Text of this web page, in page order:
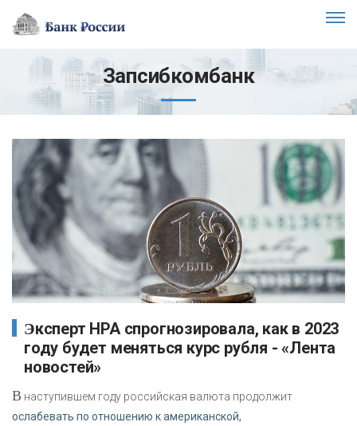
Запсибкомбанк
Эксперт НРА спрогнозировала, как в 2023
году будет меняться курс рубля - «Лента
новостей»
В наступившем году российская валюта продолжит
ослабевать по отношению к американской,